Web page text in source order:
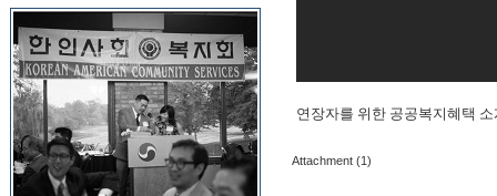
연장자를 위한 공공복지혜택
Attachment (1)